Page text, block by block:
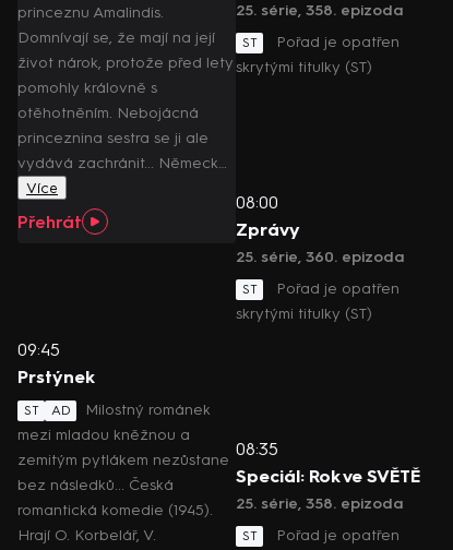
princeznu Amalindis.
Domnívají se, že mají na její
život nárok, protože před lety
pomohly královně s
otěhotněním. Nebojácná
princeznina sestra se ji ale
vydává zachránit... Německ…
Více
Přehrát
09:45
Prstýnek
ST AD
Milostný románek
mezi mladou kněžnou a
zemitým pytlákem nezůstane
bez následků... Česká
romantická komedie (1945).
Hrají O. Korbelář, V.
25. série, 358. epizoda
ST
Pořad je opatřen
skrytými titulky (ST)
08:00
Zprávy
25. série, 360. epizoda
ST
Pořad je opatřen
skrytými titulky (ST)
08:35
Speciál: Rok ve SVĚTĚ
25. série, 358. epizoda
ST
Pořad je opatřen